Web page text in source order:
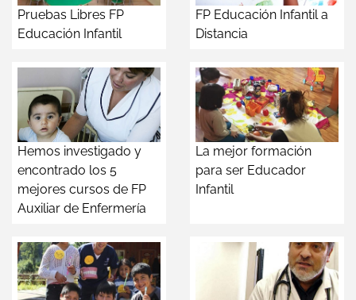
Pruebas Libres FP
Educación Infantil
FP Educación Infantil a
Distancia
Hemos investigado y
encontrado los 5
mejores cursos de FP
Auxiliar de Enfermería
La mejor formación
para ser Educador
Infantil